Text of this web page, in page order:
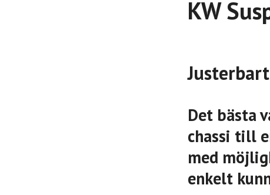
KW
Det bästa
chassi till
med
enkelt